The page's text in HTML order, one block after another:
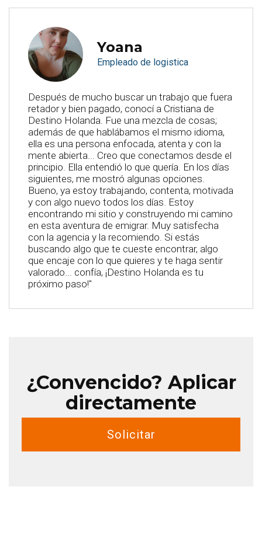
Yoana
Empleado de logistica
Después de mucho buscar un trabajo que fuera
retador y bien pagado, conocí a Cristiana de
Destino Holanda. Fue una mezcla de cosas;
además de que hablábamos el mismo idioma,
ella es una persona enfocada, atenta y con la
mente abierta... Creo que conectamos desde el
principio. Ella entendió lo que quería. En los días
siguientes, me mostró algunas opciones.
Bueno, ya estoy trabajando, contenta, motivada
y con algo nuevo todos los días. Estoy
encontrando mi sitio y construyendo mi camino
en esta aventura de emigrar. Muy satisfecha
con la agencia y la recomiendo. Si estás
buscando algo que te cueste encontrar, algo
que encaje con lo que quieres y te haga sentir
valorado... confía, ¡Destino Holanda es tu
próximo paso!"
¿Convencido? Aplicar
directamente
Solicitar